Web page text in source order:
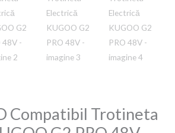
Compatibil Trotineta
Ron.